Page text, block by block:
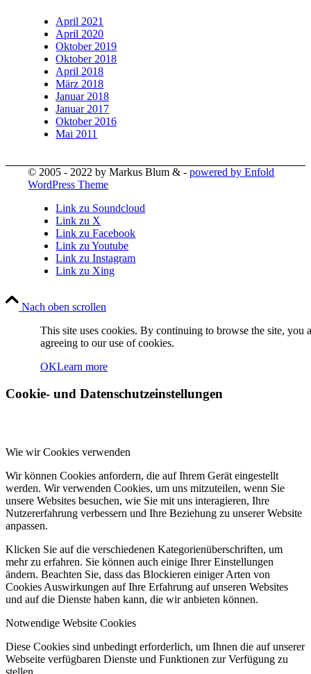
April 2021
April 2020
Oktober 2019
Oktober 2018
April 2018
März 2018
Januar 2018
Januar 2017
Oktober 2016
Mai 2011
© 2005 - 2022 by Markus Blum & -powered by Enfold
WordPress Theme
Link zu Soundcloud
Link zu X
Link zu Facebook
Link zu Youtube
Link zu Instagram
Link zu Xing
Nach oben scrollen
This site uses cookies. By continuing to browse the site, you
agreeing to our use of cookies.
OKLearn more
Cookie- und Datenschutzeinstellungen
Wie wir Cookies verwenden
Wir können Cookies anfordern, die auf Ihrem Gerät eingestellt
werden. Wir verwenden Cookies, um uns mitzuteilen, wenn Sie
unsere Websites besuchen, wie Sie mit uns interagieren, Ihre
Nutzererfahrung verbessern und Ihre Beziehung zu unserer Website
anpassen.
Klicken Sie auf die verschiedenen Kategorienüberschriften, um
mehr zu erfahren. Sie können auch einige Ihrer Einstellungen
ändern. Beachten Sie, dass das Blockieren einiger Arten von
Cookies Auswirkungen auf Ihre Erfahrung auf unseren Websites
und auf die Dienste haben kann, die wir anbieten können.
Notwendige Website Cookies
Diese Cookies sind unbedingt erforderlich, um Ihnen die auf unserer
Webseite verfügbaren Dienste und Funktionen zur Verfügung zu